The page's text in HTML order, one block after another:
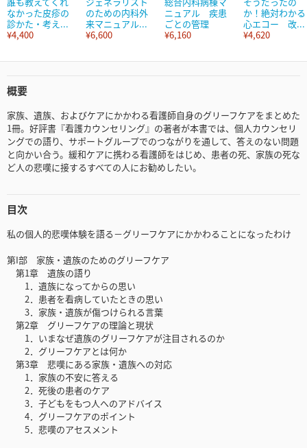
なかった皮疹の
診かた・考え...
¥4,400
のための内科外
来マニュアル...
¥6,600
ニュアル 疾患
ごとの管理
¥6,160
か！絶対わかる
心エコー 改...
¥4,620
概要
家族、遺族、およびケアにかかわる看護師自身のグリーフケアをまとめた
1冊。好評書『看護カウンセリング』の著者が本書では、個人カウンセリ
ングでの語り、サポートグループでのつながりを通して、答えのない問題
と向かい合う。緩和ケアに携わる看護師をはじめ、患者の死、家族の死な
ど人の悲嘆に接するすべての人にお勧めしたい。
目次
私の個人的悲嘆体験を語る－グリーフケアにかかわることになったわけ
第I部 家族・遺族のためのグリーフケア
第1章 遺族の語り
1．遺族になってからの思い
2．患者を看病していたときの思い
3．家族・遺族が傷つけられる言葉
第2章 グリーフケアの理論と現状
1．いまなぜ遺族のグリーフケアが注目されるのか
2．グリーフケアとは何か
第3章 悲嘆にある家族・遺族への対応
1．家族の不安に答える
2．死後の患者のケア
3．子どもをもつ人へのアドバイス
4．グリーフケアのポイント
5．悲嘆のアセスメント